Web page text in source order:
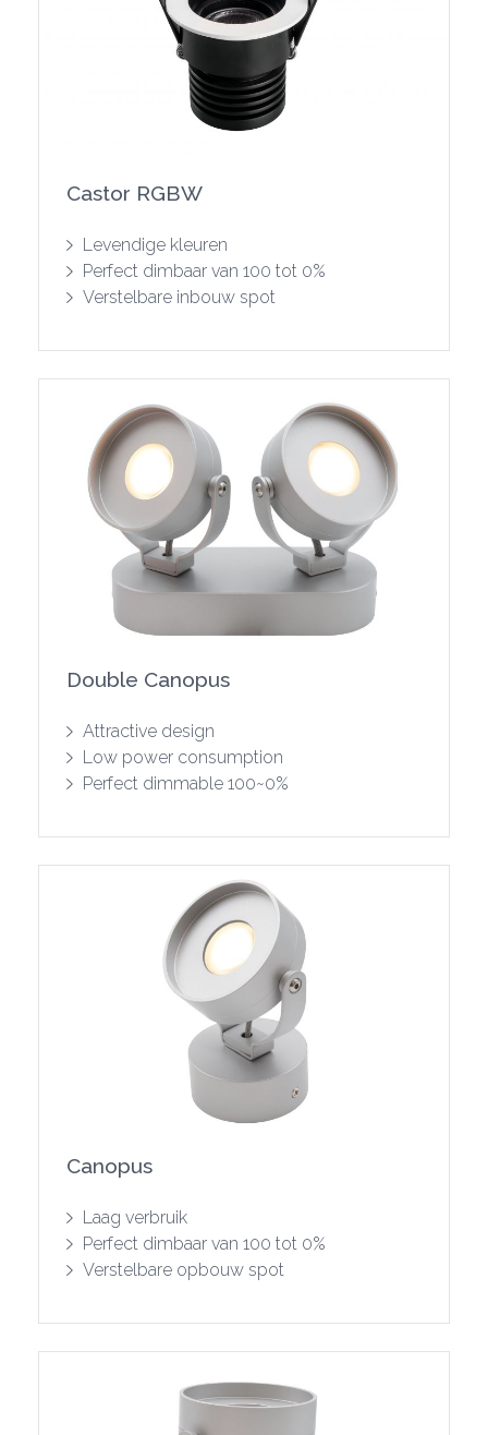
Toon product
Toon product
Castor RGBW
Levendige kleuren
Perfect dimbaar van 100 tot 0%
Verstelbare inbouw spot
Double Canopus
Attractive design
Low power consumption
Perfect dimmable 100~0%
Canopus
Laag verbruik
Perfect dimbaar van 100 tot 0%
Verstelbare opbouw spot